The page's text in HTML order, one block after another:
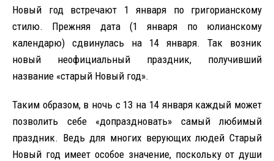
Новый год встречают 1 января по григорианскому
стилю. Прежняя дата (1 января по юлианскому
календарю) сдвинулась на 14 января. Так возник
новый неофициальный праздник, получивший
название «старый Новый год».
Таким образом, в ночь с 13 на 14 января каждый может
позволить себе «допраздновать» самый любимый
праздник. Ведь для многих верующих людей Старый
Новый год имеет особое значение, поскольку от души